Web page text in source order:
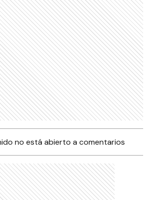
no está abierto a comentarios